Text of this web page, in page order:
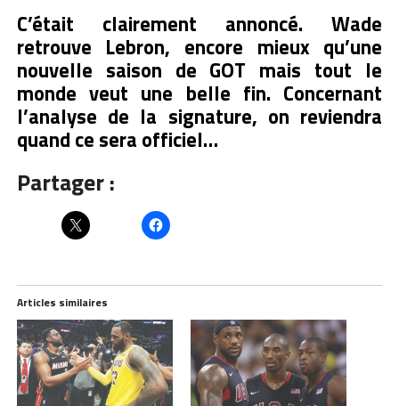
C’était clairement annoncé. Wade
retrouve Lebron, encore mieux qu’une
nouvelle saison de GOT mais tout le
monde veut une belle fin. Concernant
l’analyse de la signature, on reviendra
quand ce sera officiel…
Partager :
Articles similaires